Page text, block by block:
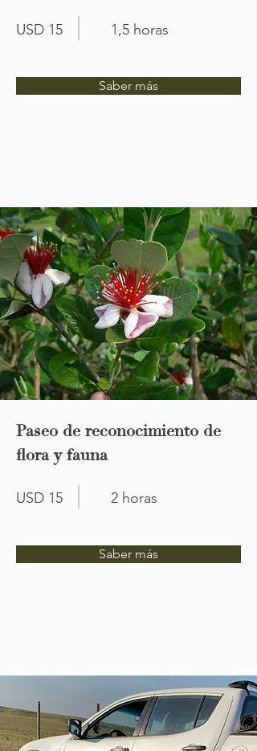
USD 15 1,5 horas
Saber más
Paseo de reconocimiento de
flora y fauna
USD 15 2 horas
Saber más